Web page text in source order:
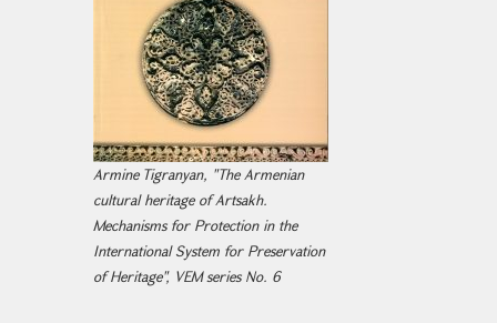
Armine Tigranyan, "The Armenian
cultural heritage of Artsakh.
Mechanisms for Protection in the
International System for Preservation
of Heritage", VEM series No. 6